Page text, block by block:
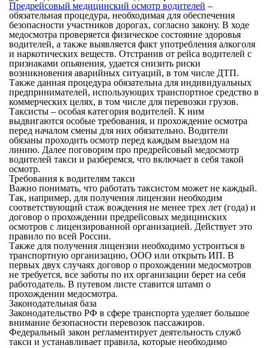
Предрейсовый медицинский осмотр водителей –
обязательная процедура, необходимая для обеспечения
безопасности участников дорогах, согласно закону. В ходе
медосмотра проверяется физическое состояние здоровья
водителей, а также выявляется факт употребления алкоголя
и наркотических веществ. Отстранив от рейса водителей с
признаками опьянения, удается снизить риски
возникновения аварийных ситуаций, в том числе ДТП.
Также данная процедура обязательна для индивидуальных
предпринимателей, использующих транспортное средство в
коммерческих целях, в том числе для перевозки грузов.
Таксисты – особая категория водителей. К ним
выдвигаются особые требования, и прохождение осмотра
перед началом смены для них обязательно. Водители
обязаны проходить осмотр перед каждым выездом на
линию. Далее поговорим про предрейсовый медосмотр
водителей такси и разберемся, что включает в себя такой
осмотр.
Требования к водителям такси
Важно понимать, что работать таксистом может не каждый.
Так, например, для получения лицензии необходим
соответствующий стаж вождения не менее трех лет (года) и
договор о прохождении предрейсовых медицинских
осмотров с лицензированной организацией. Действует это
правило по всей России.
Также для получения лицензии необходимо устроиться в
транспортную организацию, ООО или открыть ИП. В
первых двух случаях договор о прохождении медосмотров
не требуется, все заботы по их организации берет на себя
работодатель. В путевом листе ставится штамп о
прохождении медосмотра.
Законодательная база
Законодательство РФ в сфере транспорта уделяет большое
внимание безопасности перевозок пассажиров.
Федеральный закон регламентирует деятельность служб
такси и устанавливает правила, которые необходимо